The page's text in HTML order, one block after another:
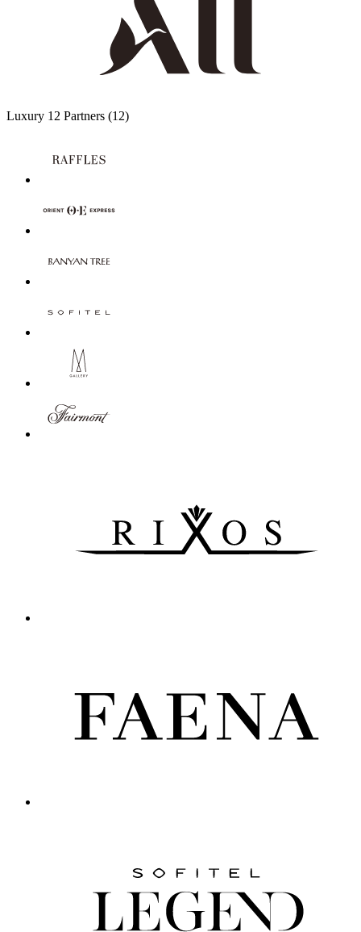
Luxury 12 Partners (12)